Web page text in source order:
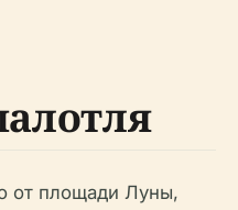
от площади Луны,